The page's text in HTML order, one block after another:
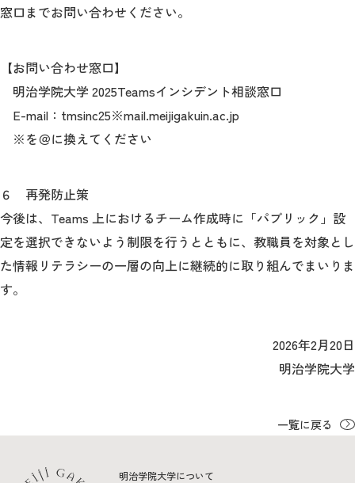
窓口までお問い合わせください。
【お問い合わせ窓口】
明治学院大学 2025Teamsインシデント相談窓口
E-mail：tmsinc25※mail.meijigakuin.ac.jp
※を＠に換えてください
６ 再発防止策
今後は、Teams 上におけるチーム作成時に「パブリック」設
定を選択できないよう制限を行うとともに、教職員を対象とし
た情報リテラシーの一層の向上に継続的に取り組んでまいりま
す。
2026年2月20日
明治学院大学
一覧に戻る
明治学院大学について